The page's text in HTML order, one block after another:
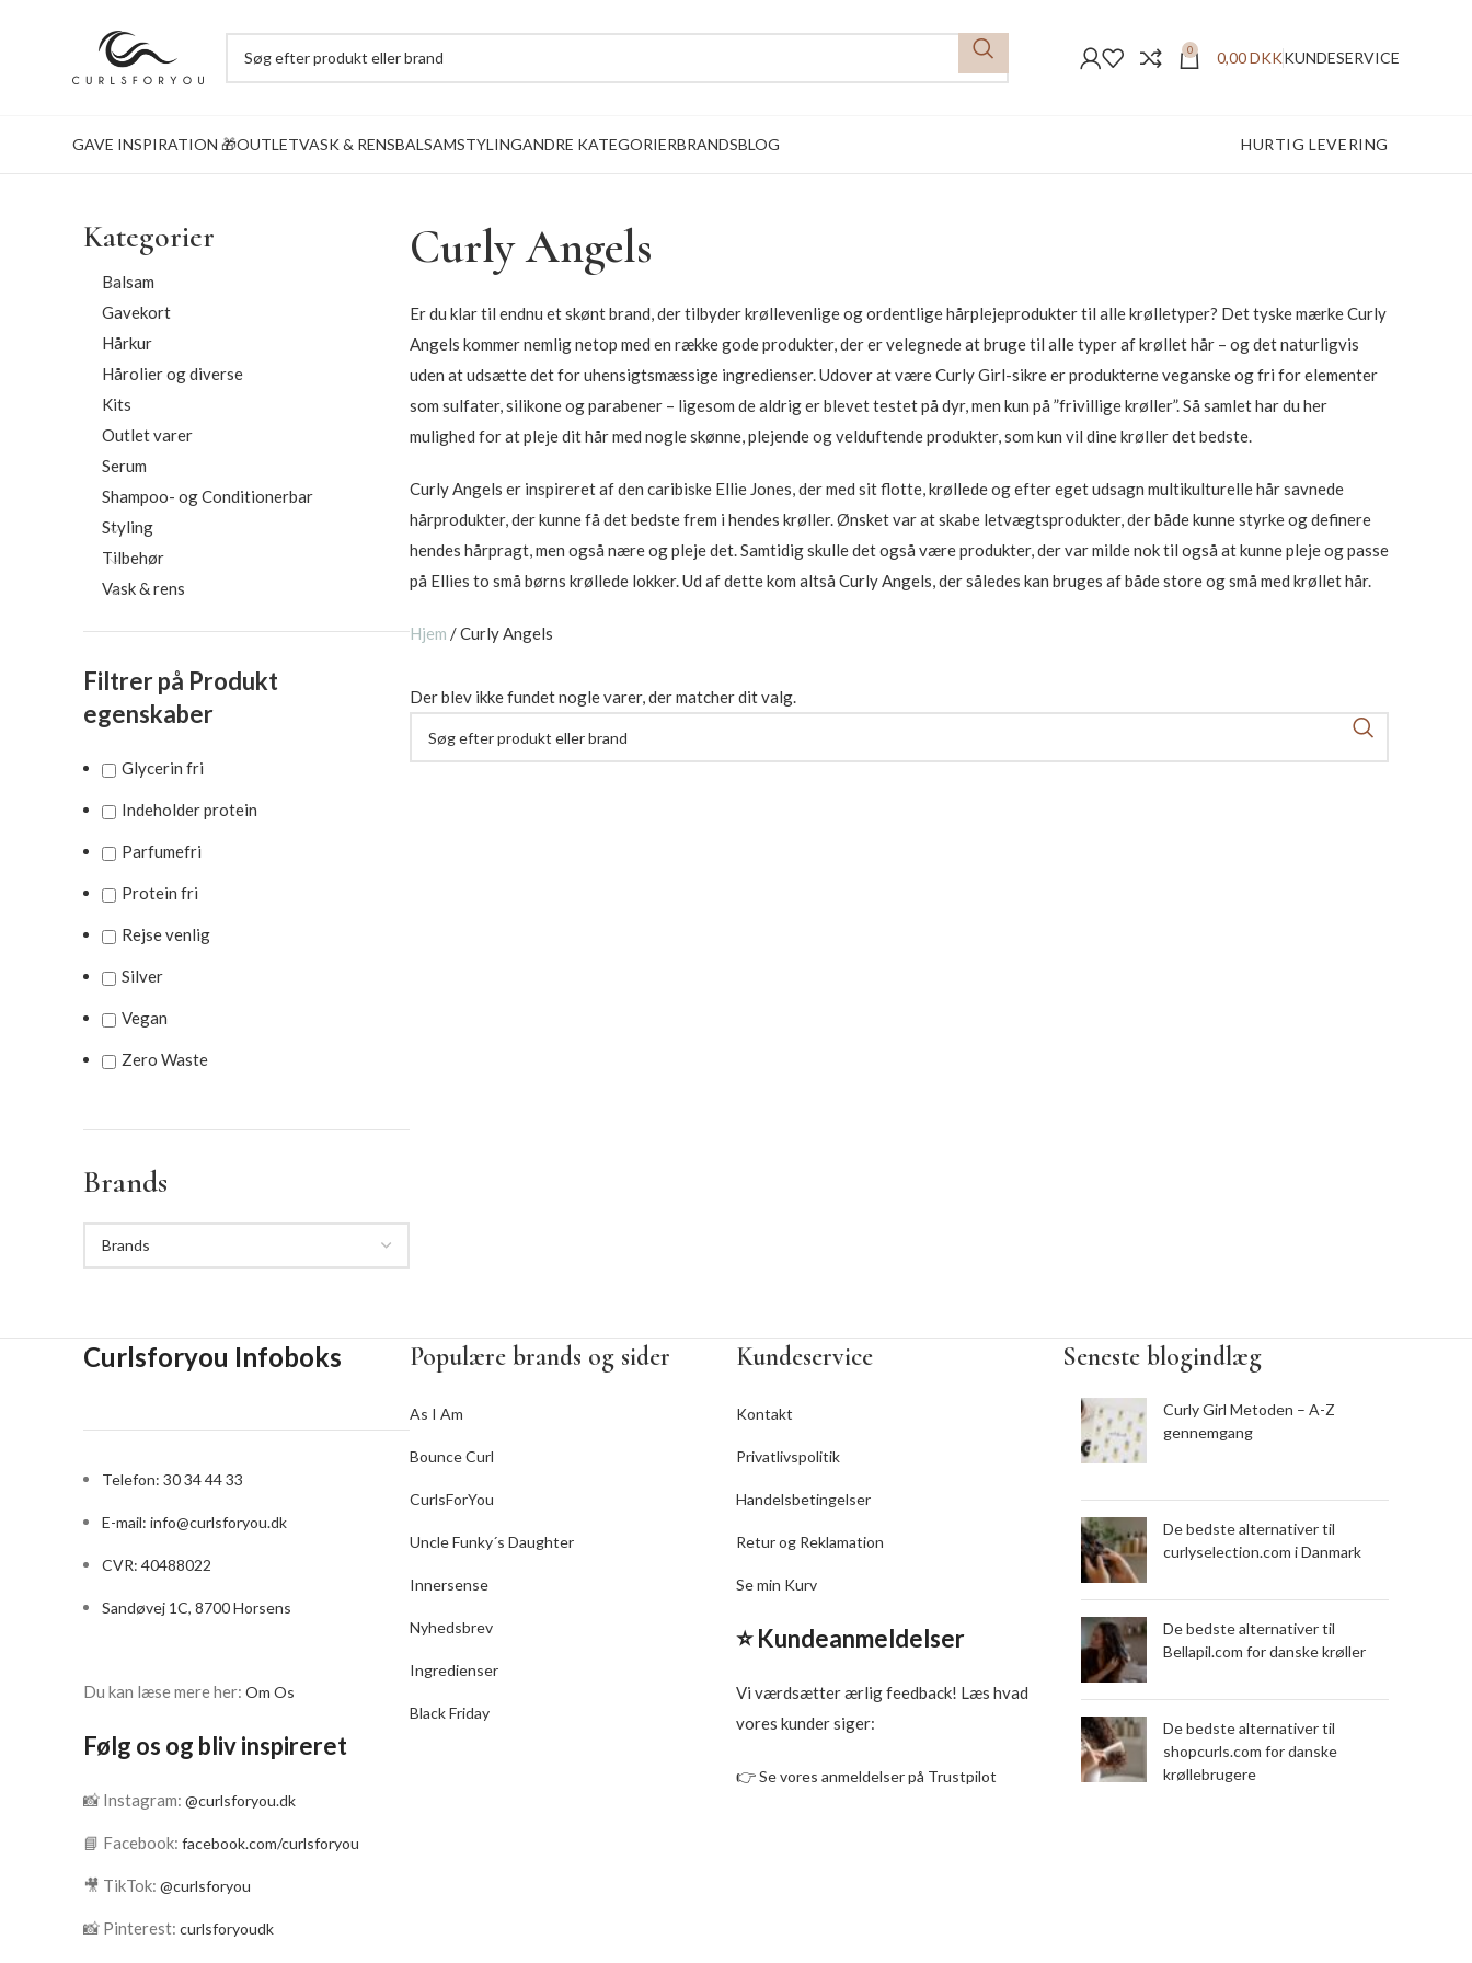
0 0,00DKKKUNDESERVICE
GAVE INSPIRATION 🎁OUTLETVASK & RENSBALSAMSTYLINGANDRE KATEGORIERBRANDSBLOG HURTIG LEVERING
Kategorier
Balsam
Gavekort
Hårkur
Hårolier og diverse
Kits
Outlet varer
Serum
Shampoo- og Conditionerbar
Styling
Tilbehør
Vask & rens
Filtrer på Produkt
egenskaber
Glycerin fri
Indeholder protein
Parfumefri
Protein fri
Rejse venlig
Silver
Vegan
Zero Waste
Brands
Curly Angels
Er du klar til endnu et skønt brand, der tilbyder krøllevenlige og ordentlige hårplejeprodukter til alle krølletyper? Det tyske mærke Curly
Angels kommer nemlig netop med en række gode produkter, der er velegnede at bruge til alle typer af krøllet hår – og det naturligvis
uden at udsætte det for uhensigtsmæssige ingredienser. Udover at være Curly Girl-sikre er produkterne veganske og fri for elementer
som sulfater, silikone og parabener – ligesom de aldrig er blevet testet på dyr, men kun på ”frivillige krøller”. Så samlet har du her
mulighed for at pleje dit hår med nogle skønne, plejende og velduftende produkter, som kun vil dine krøller det bedste.
Curly Angels er inspireret af den caribiske Ellie Jones, der med sit flotte, krøllede og efter eget udsagn multikulturelle hår savnede
hårprodukter, der kunne få det bedste frem i hendes krøller. Ønsket var at skabe letvægtsprodukter, der både kunne styrke og definere
hendes hårpragt, men også nære og pleje det. Samtidig skulle det også være produkter, der var milde nok til også at kunne pleje og passe
på Ellies to små børns krøllede lokker. Ud af dette kom altså Curly Angels, der således kan bruges af både store og små med krøllet hår.
Hjem /Curly Angels
Der blev ikke fundet nogle varer, der matcher dit valg.
Curlsforyou Infoboks
Telefon: 30 34 44 33
E-mail: info@curlsforyou.dk
CVR: 40488022
Sandøvej 1C, 8700 Horsens
Du kan læse mere her: Om Os
Følg os og bliv inspireret
📸 Instagram: @curlsforyou.dk
📘 Facebook: facebook.com/curlsforyou
🎥 TikTok: @curlsforyou
📸 Pinterest: curlsforyoudk
Populære brands og sider
As I Am
Bounce Curl
CurlsForYou
Uncle Funky´s Daughter
Innersense
Nyhedsbrev
Ingredienser
Black Friday
Kundeservice
Kontakt
Privatlivspolitik
Handelsbetingelser
Retur og Reklamation
Se min Kurv
⭐ Kundeanmeldelser
Vi værdsætter ærlig feedback! Læs hvad
vores kunder siger:
👉Se vores anmeldelser på Trustpilot
Seneste blogindlæg
Curly Girl Metoden – A-Z
gennemgang
De bedste alternativer til
curlyselection.com i Danmark
De bedste alternativer til
Bellapil.com for danske krøller
De bedste alternativer til
shopcurls.com for danske
krøllebrugere